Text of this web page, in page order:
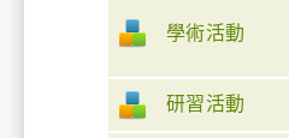
學術活動
研習活動